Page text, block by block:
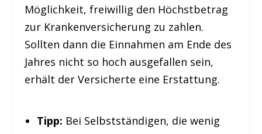
Möglichkeit, freiwillig den Höchstbetrag
zur Krankenversicherung zu zahlen.
Sollten dann die Einnahmen am Ende des
Jahres nicht so hoch ausgefallen sein,
erhält der Versicherte eine Erstattung.
Tipp: Bei Selbstständigen, die wenig